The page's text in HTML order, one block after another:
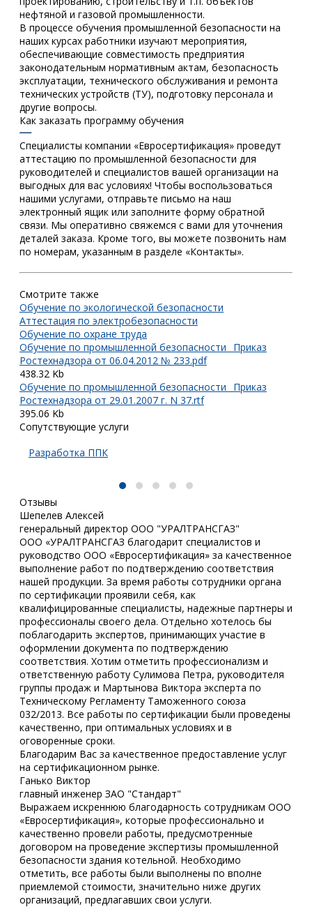
нефтяной и газовой промышленности.
В процессе обучения промышленной безопасности на
наших курсах работники изучают мероприятия,
обеспечивающие совместимость предприятия
законодательным нормативным актам, безопасность
эксплуатации, технического обслуживания и ремонта
технических устройств (ТУ), подготовку персонала и
другие вопросы.
Как заказать программу обучения
Специалисты компании «Евросертификация» проведут
аттестацию по промышленной безопасности для
руководителей и специалистов вашей организации на
выгодных для вас условиях! Чтобы воспользоваться
нашими услугами, отправьте письмо на наш
электронный ящик или заполните форму обратной
связи. Мы оперативно свяжемся с вами для уточнения
деталей заказа. Кроме того, вы можете позвонить нам
по номерам, указанным в разделе «Контакты».
Смотрите также
Обучение по экологической безопасности
Аттестация по электробезопасности
Обучение по охране труда
Обучение по промышленной безопасности _Приказ
Ростехнадзора от 06.04.2012 № 233.pdf
438.32 Kb
Обучение по промышленной безопасности _Приказ
Ростехнадзора от 29.01.2007 г. N 37.rtf
395.06 Kb
Сопутствующие услуги
Разработка ППК
Отзывы
Шепелев Алексей
генеральный директор ООО "УРАЛТРАНСГАЗ"
ООО «УРАЛТРАНСГАЗ благодарит специалистов и
руководство ООО «Евросертификация» за качественное
выполнение работ по подтверждению соответствия
нашей продукции. За время работы сотрудники органа
по сертификации проявили себя, как
квалифицированные специалисты, надежные партнеры и
профессионалы своего дела. Отдельно хотелось бы
поблагодарить экспертов, принимающих участие в
оформлении документа по подтверждению
соответствия. Хотим отметить профессионализм и
ответственную работу Сулимова Петра, руководителя
группы продаж и Мартынова Виктора эксперта по
Техническому Регламенту Таможенного союза
032/2013. Все работы по сертификации были проведены
качественно, при оптимальных условиях и в
оговоренные сроки.
Благодарим Вас за качественное предоставление услуг
на сертификационном рынке.
Ганько Виктор
главный инженер ЗАО "Стандарт"
Выражаем искреннюю благодарность сотрудникам ООО
«Евросертификация», которые профессионально и
качественно провели работы, предусмотренные
договором на проведение экспертизы промышленной
безопасности здания котельной. Необходимо
отметить, все работы были выполнены по вполне
приемлемой стоимости, значительно ниже других
организаций, предлагавших свои услуги.